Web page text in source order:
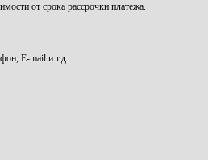
от срока рассрочки платежа.
E-mail и т.д.